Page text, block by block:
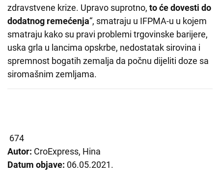
zdravstvene krize. Upravo suprotno, to će dovesti do
dodatnog remećenja“, smatraju u IFPMA-u u kojem
smatraju kako su pravi problemi trgovinske barijere,
uska grla u lancima opskrbe, nedostatak sirovina i
spremnost bogatih zemalja da počnu dijeliti doze sa
siromašnim zemljama.
674
Autor: CroExpress, Hina
Datum objave: 06.05.2021.